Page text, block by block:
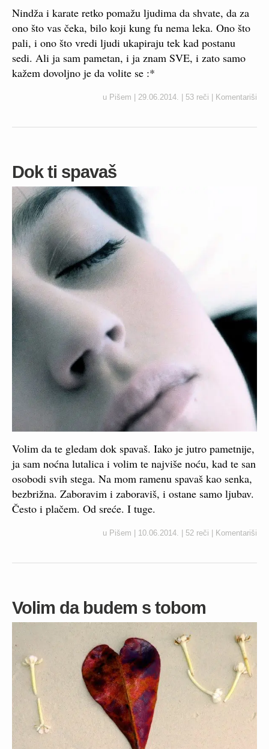
Nindža i karate retko pomažu ljudima da shvate, da za
ono što vas čeka, bilo koji kung fu nema leka. Ono što
pali, i ono što vredi ljudi ukapiraju tek kad postanu
sedi. Ali ja sam pametan, i ja znam SVE, i zato samo
kažem dovoljno je da volite se :*
u Pišem 29.06.2014. 53 reči Komentariši
Dok ti spavaš
Volim da te gledam dok spavaš. Iako je jutro pametnije,
ja sam noćna lutalica i volim te najviše noću, kad te san
osobodi svih stega. Na mom ramenu spavaš kao senka,
bezbrižna. Zaboravim i zaboraviš, i ostane samo ljubav.
Često i plačem. Od sreće. I tuge.
u Pišem 10.06.2014. 52 reči Komentariši
Volim da budem s tobom